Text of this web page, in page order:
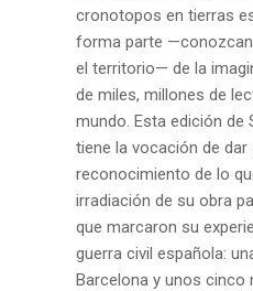
cronotopos en tierras
forma parte
el territorio— de la
de miles, millones de
mundo. Esta edición de
tiene la vocación de dar
reconocimiento de lo
irradiación de su obra
que marcaron su
guerra civil española:
Barcelona y unos cinco